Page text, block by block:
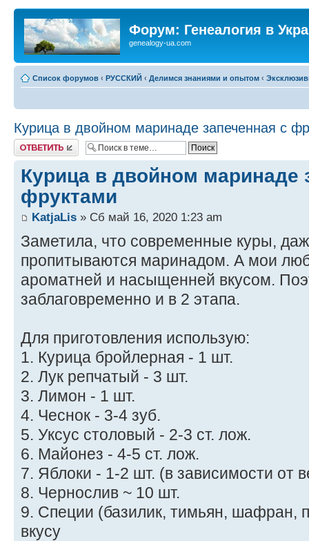
Форум: Генеалогия в
genealogy-ua.com
Список форумов ‹ РУССКИЙ ‹ Делимся знаниями и опытом ‹
Курица в двойном маринаде запеченная с
Ответить
Курица в двойном маринаде
фруктами
KatjaLis » Сб май 16, 2020 1:23 am
Заметила, что современные куры,
пропитываются маринадом. А мои
ароматней и насыщенней вкусом.
заблаговременно и в 2 этапа.
Для приготовления использую:
1. Курица бройлерная - 1 шт.
2. Лук репчатый - 3 шт.
3. Лимон - 1 шт.
4. Чеснок - 3-4 зуб.
5. Уксус столовый - 2-3 ст. лож.
6. Майонез - 4-5 ст. лож.
7. Яблоки - 1-2 шт. (в зависимости от
8. Чернослив ~ 10 шт.
9. Специи (базилик, тимьян, шафран,
вкусу